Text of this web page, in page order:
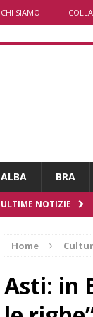
CHI SIAMO
ALBA BRA
ULTIME NOTIZIE
Home
Asti: in